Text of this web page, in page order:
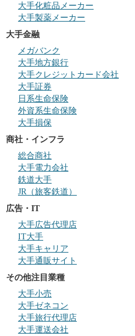
大手化粧品メーカー
大手製薬メーカー
大手金融
メガバンク
大手地方銀行
大手クレジットカード会社
大手証券
日系生命保険
外資系生命保険
大手損保
商社・インフラ
総合商社
大手電力会社
鉄道大手
JR（旅客鉄道）
広告・IT
大手広告代理店
IT大手
大手キャリア
大手通販サイト
その他注目業種
大手小売
大手ゼネコン
大手旅行代理店
大手運送会社